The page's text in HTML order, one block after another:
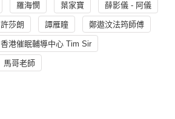
羅海憫 葉家寶 薛影儀 - 阿儀
許莎朗 譚雁瞳 鄭遨汶法筠師傅
香港催眠輔導中心 Tim Sir
馬哥老師